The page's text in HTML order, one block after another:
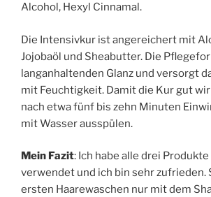
Alcohol, Hexyl Cinnamal.
Die Intensivkur ist angereichert mit
Jojobaöl und Sheabutter. Die
langanhaltenden Glanz und versorgt
mit Feuchtigkeit. Damit die Kur gut
nach etwa fünf bis zehn Minuten
mit Wasser ausspülen.
Mein Fazit: Ich habe alle drei
verwendet und ich bin sehr zufrieden.
ersten Haarewaschen nur mit dem